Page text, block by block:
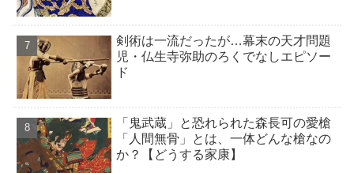
剣術は一流だったが…幕末の天才問題
児・仏生寺弥助のろくでなしエピソー
ド
「鬼武蔵」と恐れられた森長可の愛槍
「人間無骨」とは、一体どんな槍なの
か？【どうする家康】